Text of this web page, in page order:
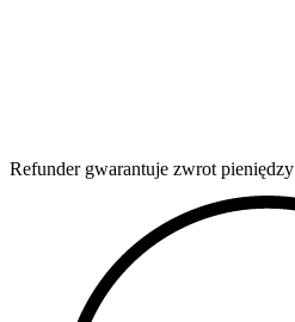
Refunder gwarantuje zwrot pieniędzy